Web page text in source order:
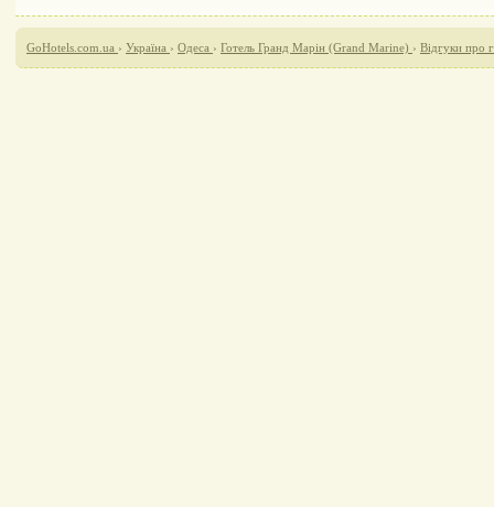
GoHotels.com.ua › Україна › Одеса › Готель Гранд Марін (Grand Marine) › Відгуки про